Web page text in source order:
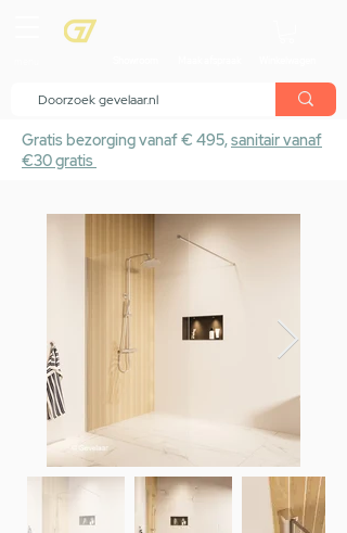
Gratis bezorging vanaf € 495,sanitair vanaf
€30 gratis